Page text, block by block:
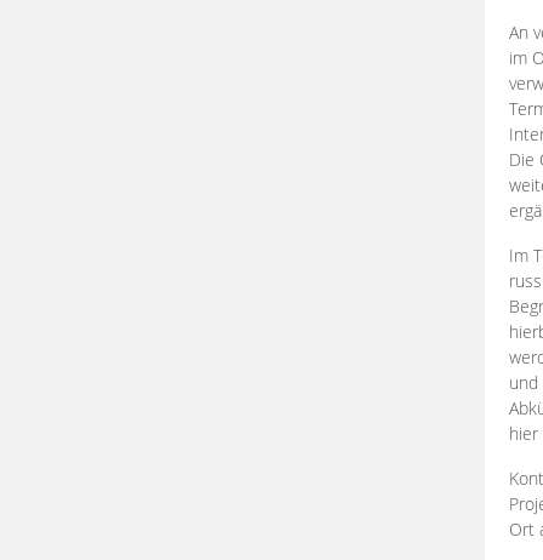
An
im
Die
Im
und
Ort